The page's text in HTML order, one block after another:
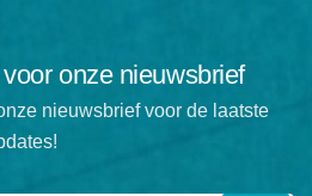
onze nieuwsbrief
nieuwsbrief voor de laatste